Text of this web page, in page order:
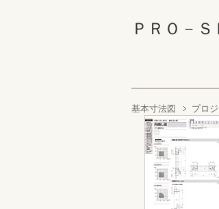
ＰＲＯ－
基本寸法図 プロ